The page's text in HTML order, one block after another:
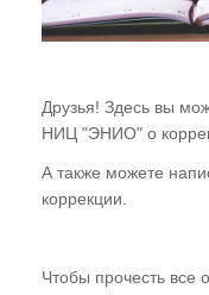
Обучение
Представители
Друзья! Здесь вы
НИЦ "ЭНИО" о
А также можете
коррекции.
Чтобы прочесть